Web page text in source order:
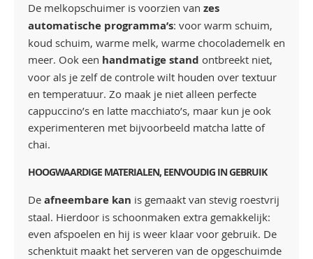
De melkopschuimer is voorzien van zes
automatische programma’s: voor warm schuim,
koud schuim, warme melk, warme chocolademelk en
meer. Ook een handmatige stand ontbreekt niet,
voor als je zelf de controle wilt houden over textuur
en temperatuur. Zo maak je niet alleen perfecte
cappuccino’s en latte macchiato’s, maar kun je ook
experimenteren met bijvoorbeeld matcha latte of
chai.
HOOGWAARDIGE MATERIALEN, EENVOUDIG IN GEBRUIK
De afneembare kan is gemaakt van stevig roestvrij
staal. Hierdoor is schoonmaken extra gemakkelijk:
even afspoelen en hij is weer klaar voor gebruik. De
schenktuit maakt het serveren van de opgeschuimde